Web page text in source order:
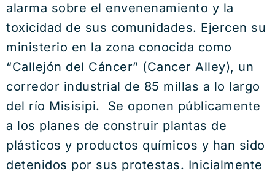
alarma sobre el envenenamiento y la
toxicidad de sus comunidades. Ejercen su
ministerio en la zona conocida como
“Callejón del Cáncer” (Cancer Alley), un
corredor industrial de 85 millas a lo largo
del río Misisipi. Se oponen públicamente
a los planes de construir plantas de
plásticos y productos químicos y han sido
detenidos por sus protestas. Inicialmente